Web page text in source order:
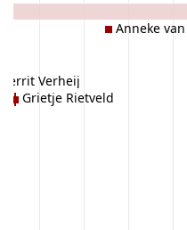
Gerrit Verheij
Grietje Rietveld
Anneke